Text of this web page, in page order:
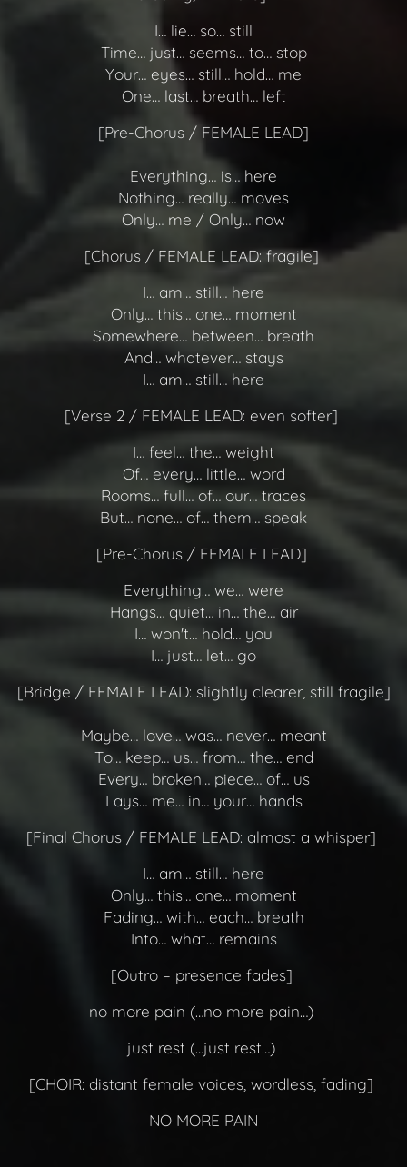
I… lie… so… still
Time… just… seems… to… stop
Your… eyes… still… hold… me
One… last… breath… left
[Pre-Chorus / FEMALE LEAD]
Everything… is… here
Nothing… really… moves
Only… me / Only… now
[Chorus / FEMALE LEAD: fragile]
I… am… still… here
Only… this… one… moment
Somewhere… between… breath
And… whatever… stays
I… am… still… here
[Verse 2 / FEMALE LEAD: even softer]
I… feel… the… weight
Of… every… little… word
Rooms… full… of… our… traces
But… none… of… them… speak
[Pre-Chorus / FEMALE LEAD]
Everything… we… were
Hangs… quiet… in… the… air
I… won't… hold… you
I… just… let… go
[Bridge / FEMALE LEAD: slightly clearer, still fragile]
Maybe… love… was… never… meant
To… keep… us… from… the… end
Every… broken… piece… of… us
Lays… me… in… your… hands
[Final Chorus / FEMALE LEAD: almost a whisper]
I… am… still… here
Only… this… one… moment
Fading… with… each… breath
Into… what… remains
[Outro – presence fades]
no more pain (…no more pain…)
just rest (…just rest…)
[CHOIR: distant female voices, wordless, fading]
NO MORE PAIN